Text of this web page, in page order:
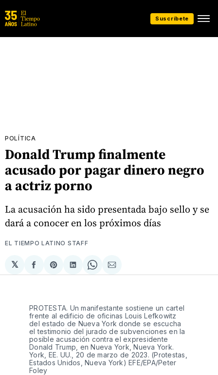
Suscríbete
POLÍTICA
Donald Trump finalmente
acusado por pagar dinero negro
a actriz porno
La acusación ha sido presentada bajo sello y se
dará a conocer en los próximos días
EL TIEMPO LATINO STAFF
𝕏
Compartir
en
Share
on
Compartir
en
Share
on
Compartir
via
PROTESTA. Un manifestante sostiene un cartel
frente al edificio de oficinas Louis Lefkowitz
del estado de Nueva York donde se escucha
el testimonio del jurado de subvenciones en la
posible acusación contra el expresidente
Donald Trump, en Nueva York, Nueva York.
York, EE. UU., 20 de marzo de 2023. (Protestas,
Estados Unidos, Nueva York) EFE/EPA/Peter
Foley